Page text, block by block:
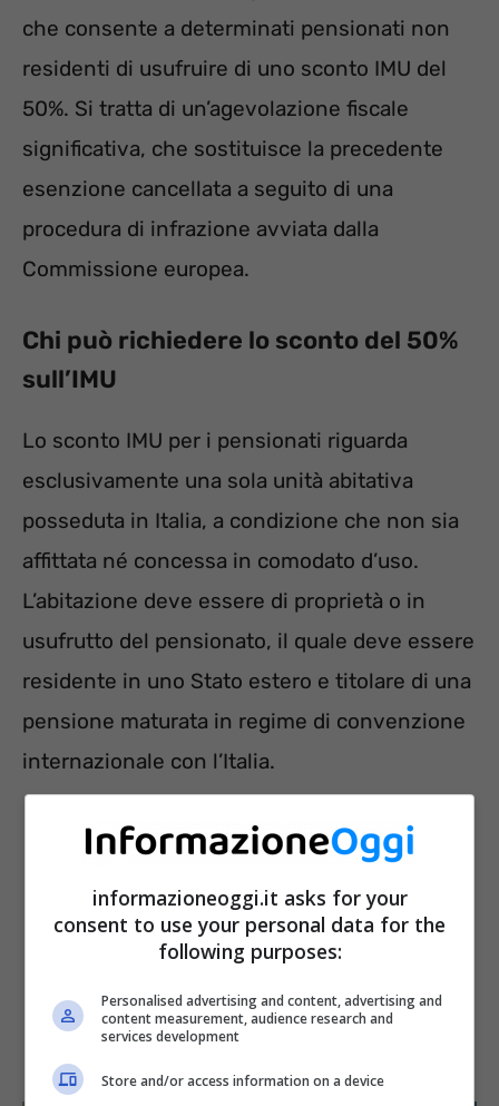
che consente a determinati pensionati non
residenti di usufruire di uno sconto IMU del
50%. Si tratta di un’agevolazione fiscale
significativa, che sostituisce la precedente
esenzione cancellata a seguito di una
procedura di infrazione avviata dalla
Commissione europea.
Chi può richiedere lo sconto del 50%
sull’IMU
Lo sconto IMU per i pensionati riguarda
esclusivamente una sola unità abitativa
posseduta in Italia, a condizione che non sia
affittata né concessa in comodato d’uso.
L’abitazione deve essere di proprietà o in
usufrutto del pensionato, il quale deve essere
residente in uno Stato estero e titolare di una
pensione maturata in regime di convenzione
internazionale con l’Italia.
informazioneoggi.it asks for your
consent to use your personal data for the
following purposes:
Personalised advertising and content, advertising and
content measurement, audience research and
services development
Store and/or access information on a device